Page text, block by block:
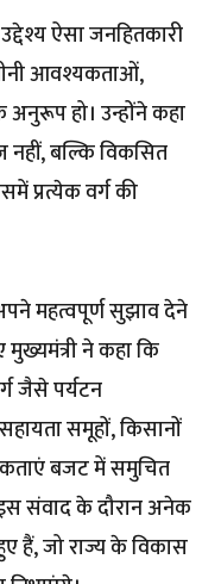
ऐसा जनहितकारी
आवश्यकताओं,
हो। उन्होंने कहा
बल्कि विकसित
प्रत्येक वर्ग की
महत्वपूर्ण सुझाव देने
ने कहा कि
जैसे पर्यटन
समूहों, किसानों
बजट में समुचित
इस संवाद के दौरान अनेक
हैं, जो राज्य के विकास